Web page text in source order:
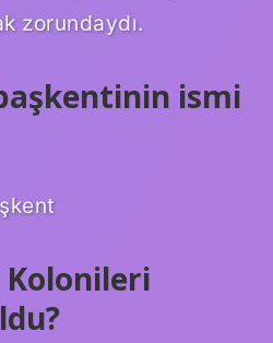
zorundaydı.
ismi